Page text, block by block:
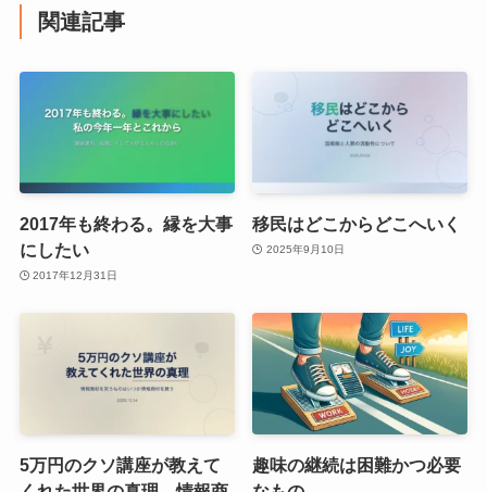
関連記事
2017年も終わる。縁を大事
にしたい
2017年12月31日
移民はどこからどこへいく
2025年9月10日
5万円のクソ講座が教えて
趣味の継続は困難かつ必要